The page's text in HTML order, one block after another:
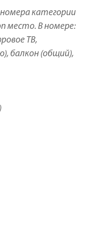
категории
место. В номере:
ТВ,
балкон (общий),